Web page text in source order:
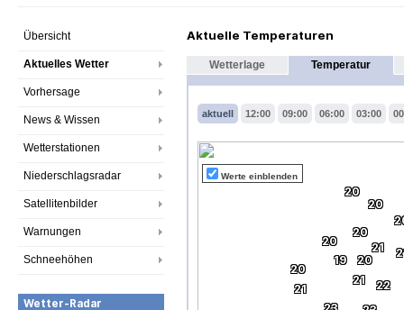
Übersicht
Aktuelles Wetter
Vorhersage
News & Wissen
Wetterstationen
Niederschlagsradar
Satellitenbilder
Warnungen
Schneehöhen
Wetter-Radar
Aktuelle Temperaturen
Wetterlage Temperatur
aktuell 12:00 09:00 06:00 03:00
Werte einblenden
21 22
20
21
21
20
20
19
20
20
20